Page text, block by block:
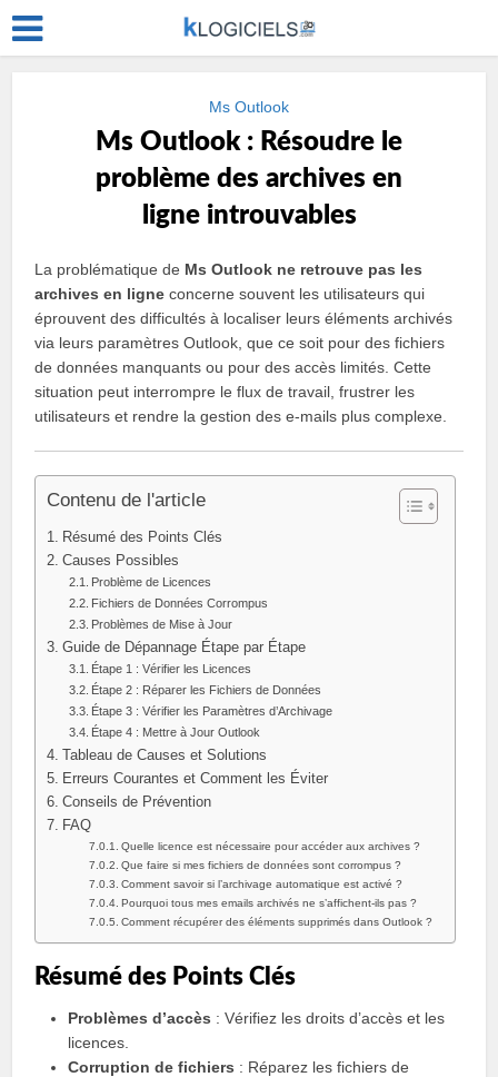
Ms Outlook
Ms Outlook : Résoudre le
problème des archives en
ligne introuvables
La problématique de Ms Outlook ne retrouve pas les
archives en ligne concerne souvent les utilisateurs qui
éprouvent des difficultés à localiser leurs éléments archivés
via leurs paramètres Outlook, que ce soit pour des fichiers
de données manquants ou pour des accès limités. Cette
situation peut interrompre le flux de travail, frustrer les
utilisateurs et rendre la gestion des e-mails plus complexe.
Contenu de l'article
Résumé des Points Clés
Causes Possibles
Problème de Licences
Fichiers de Données Corrompus
Problèmes de Mise à Jour
Guide de Dépannage Étape par Étape
Étape 1 : Vérifier les Licences
Étape 2 : Réparer les Fichiers de Données
Étape 3 : Vérifier les Paramètres d’Archivage
Étape 4 : Mettre à Jour Outlook
Tableau de Causes et Solutions
Erreurs Courantes et Comment les Éviter
Conseils de Prévention
FAQ
Quelle licence est nécessaire pour accéder aux archives ?
Que faire si mes fichiers de données sont corrompus ?
Comment savoir si l’archivage automatique est activé ?
Pourquoi tous mes emails archivés ne s’affichent-ils pas ?
Comment récupérer des éléments supprimés dans Outlook ?
Résumé des Points Clés
Problèmes d’accès : Vérifiez les droits d’accès et les
licences.
Corruption de fichiers : Réparez les fichiers de